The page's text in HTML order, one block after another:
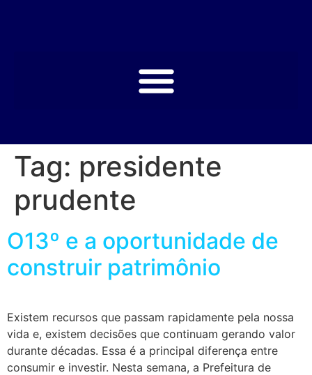
Tag: presidente
prudente
O13º e a oportunidade de
construir patrimônio
Existem recursos que passam rapidamente pela nossa
vida e, existem decisões que continuam gerando valor
durante décadas. Essa é a principal diferença entre
consumir e investir. Nesta semana, a Prefeitura de